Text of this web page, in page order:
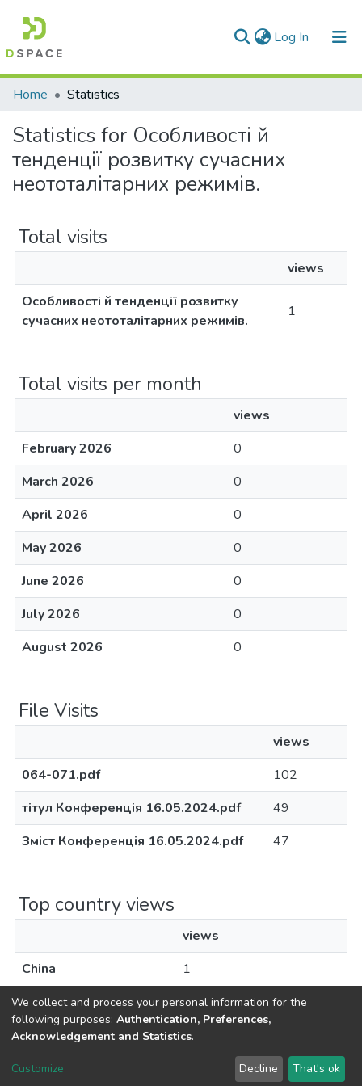
Log In (current)
Communities & Collections
All of DSpace
Home Statistics
Statistics for Особливості й
тенденції розвитку сучасних
неототалітарних режимів.
Total visits
views
Особливості й тенденції розвитку
сучасних неототалітарних режимів.
1
Total visits per month
views
February 2026
0
March 2026
0
April 2026
0
May 2026
0
June 2026
0
July 2026
0
August 2026
0
File Visits
views
064-071.pdf
102
тітул Конференція 16.05.2024.pdf
49
Зміст Конференція 16.05.2024.pdf
47
Top country views
views
China
1
Dspace & Volodymyr Dahl East Ukrainian National University
LYRASIS
Send Feedback
We collect and process your personal information for the
following purposes: Authentication, Preferences,
Acknowledgement and Statistics.
Customize Decline That's ok